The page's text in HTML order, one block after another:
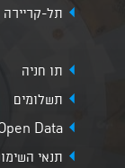
תל-קריירה
תו חניה
תשלומים
Data
תנאי